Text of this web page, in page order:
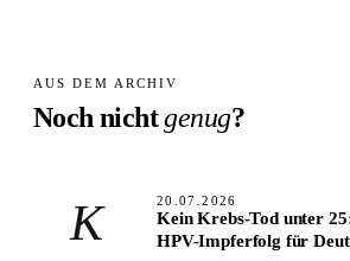
AUS DEM ARCHIV
Noch nichtgenug?
K 20.07.2026
Kein Krebs-Tod unter
HPV-Impferfolg für